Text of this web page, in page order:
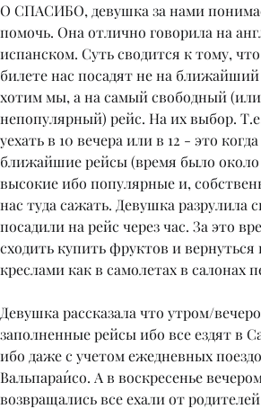
О СПАСИБО, девушка за нами
помочь. Она отлично говорила на
испанском. Суть сводится к тому,
билете нас посадят не на
хотим мы, а на самый свободный
непопулярный) рейс. На их выбор.
уехать в 10 вечера или в 12 - это
ближайшие рейсы (время было
высокие ибо популярные и,
нас туда сажать. Девушка разрулила
посадили на рейс через час. За это
сходить купить фруктов и вернуться
креcлами как в самолетах в салонах
Девушка рассказала что утром/
заполненные рейсы ибо все ездят в
ибо даже с учетом ежедневных
Вальпараи́со. А в воскресенье
возвращались все ехали от